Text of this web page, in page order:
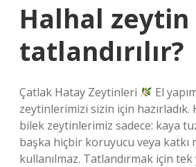
Halhal zeytin
tatlandırılır?
Çatlak Hatay Zeytinleri
El
zeytinlerimizi sizin için hazırladık.
bilek zeytinlerimiz sadece: kaya
başka hiçbir koruyucu veya katkı
kullanılmaz. Tatlandırmak için tek